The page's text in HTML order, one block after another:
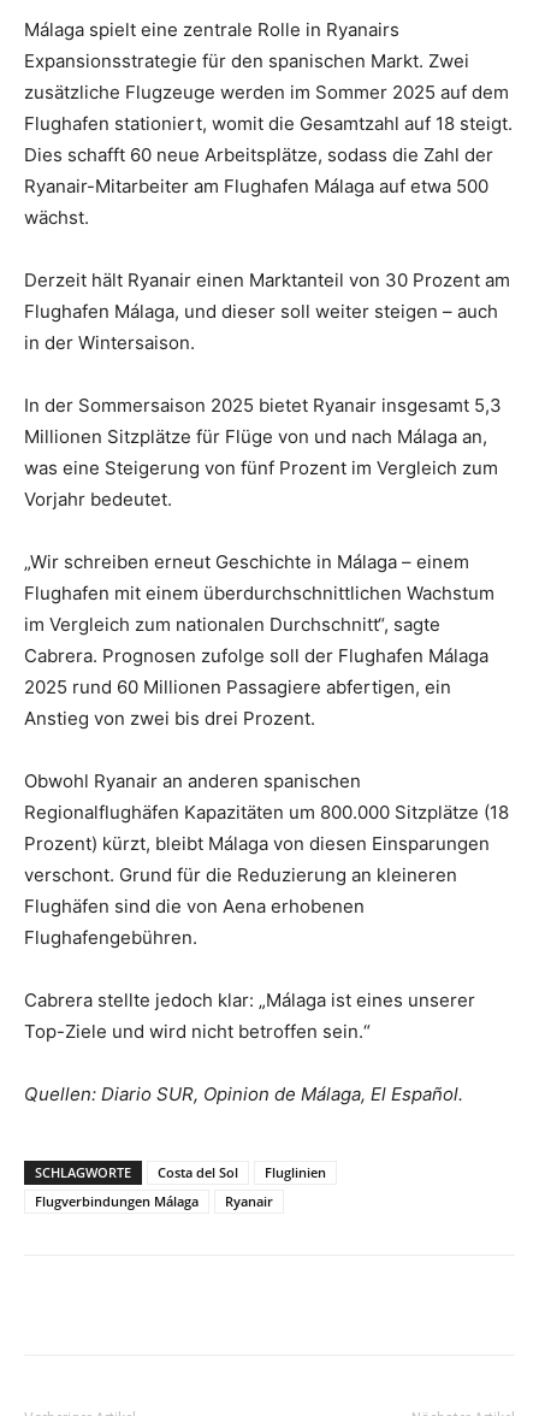
Málaga spielt eine zentrale Rolle in Ryanairs
Expansionsstrategie für den spanischen Markt. Zwei
zusätzliche Flugzeuge werden im Sommer 2025 auf dem
Flughafen stationiert, womit die Gesamtzahl auf 18 steigt.
Dies schafft 60 neue Arbeitsplätze, sodass die Zahl der
Ryanair-Mitarbeiter am Flughafen Málaga auf etwa 500
wächst.
Derzeit hält Ryanair einen Marktanteil von 30 Prozent am
Flughafen Málaga, und dieser soll weiter steigen – auch
in der Wintersaison.
In der Sommersaison 2025 bietet Ryanair insgesamt 5,3
Millionen Sitzplätze für Flüge von und nach Málaga an,
was eine Steigerung von fünf Prozent im Vergleich zum
Vorjahr bedeutet.
„Wir schreiben erneut Geschichte in Málaga – einem
Flughafen mit einem überdurchschnittlichen Wachstum
im Vergleich zum nationalen Durchschnitt“, sagte
Cabrera. Prognosen zufolge soll der Flughafen Málaga
2025 rund 60 Millionen Passagiere abfertigen, ein
Anstieg von zwei bis drei Prozent.
Obwohl Ryanair an anderen spanischen
Regionalflughäfen Kapazitäten um 800.000 Sitzplätze (18
Prozent) kürzt, bleibt Málaga von diesen Einsparungen
verschont. Grund für die Reduzierung an kleineren
Flughäfen sind die von Aena erhobenen
Flughafengebühren.
Cabrera stellte jedoch klar: „Málaga ist eines unserer
Top-Ziele und wird nicht betroffen sein.“
Quellen: Diario SUR, Opinion de Málaga, El Español.
SCHLAGWORTE Costa del Sol
Fluglinien
Flugverbindungen Málaga
Ryanair